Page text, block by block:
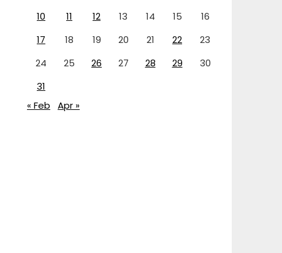
10
11 12 13 14 15
16
17
18 19 20 21 22
23
24
25 26 27 28 29
30
31
« Feb
Apr »